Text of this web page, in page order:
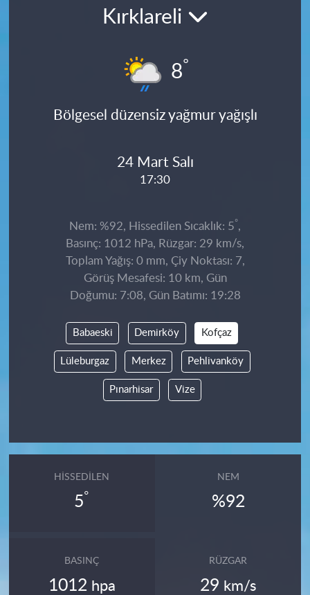
Kırklareli
8°
Bölgesel düzensiz yağmur yağışlı
24 Mart Salı
17:30
Nem: %92, Hissedilen Sıcaklık: 5°,
Basınç: 1012 hPa, Rüzgar: 29 km/s,
Toplam Yağış: 0 mm, Çiy Noktası: 7,
Görüş Mesafesi: 10 km, Gün
Doğumu: 7:08, Gün Batımı: 19:28
Babaeski Demirköy Kofçaz
Lüleburgaz Merkez Pehlivanköy
Pınarhisar Vize
HISSEDILEN
5°
NEM
%92
BASINÇ
1012 hpa
RÜZGAR
29 km/s